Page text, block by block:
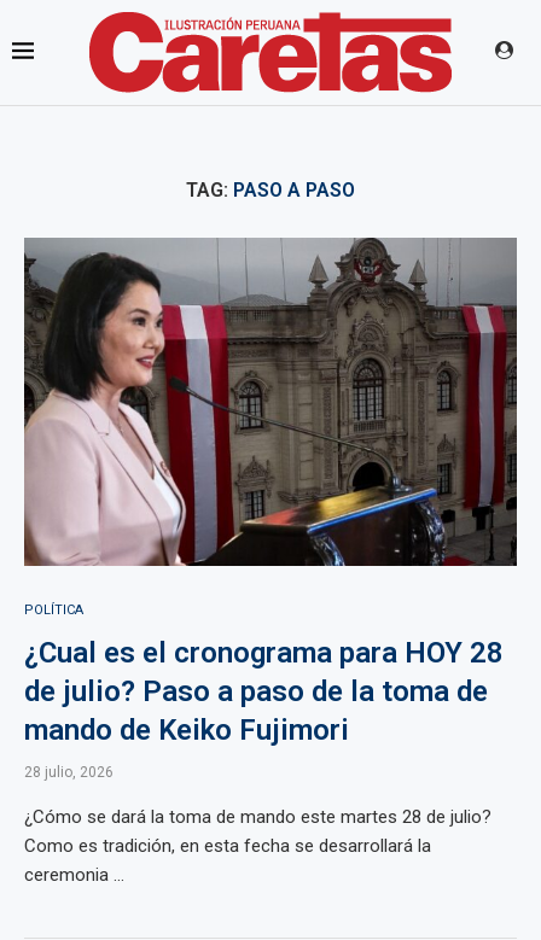
TAG: PASO A PASO
POLÍTICA
¿Cual es el cronograma para HOY 28
de julio? Paso a paso de la toma de
mando de Keiko Fujimori
28 julio, 2026
¿Cómo se dará la toma de mando este martes 28 de julio?
Como es tradición, en esta fecha se desarrollará la
ceremonia ...